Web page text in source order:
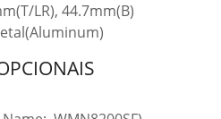
LR), 44.7mm(B)